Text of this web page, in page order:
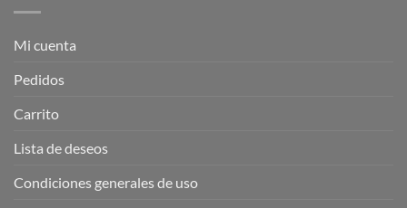
Mi cuenta
Pedidos
Carrito
Lista de deseos
Condiciones generales de uso